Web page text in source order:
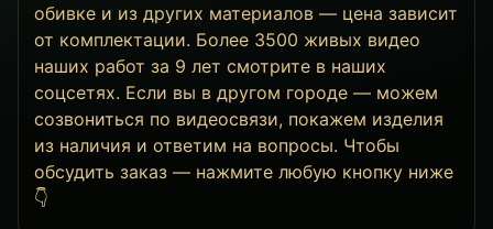
обивке и из других материалов — цена зависит
от комплектации. Более 3500 живых видео
наших работ за 9 лет смотрите в наших
соцсетях. Если вы в другом городе — можем
созвониться по видеосвязи, покажем изделия
из наличия и ответим на вопросы. Чтобы
обсудить заказ — нажмите любую кнопку ниже
👇